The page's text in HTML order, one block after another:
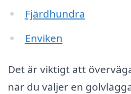
Fjärdhundra
Enviken
Det är viktigt att
när du väljer en